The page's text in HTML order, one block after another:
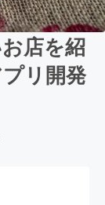
店を紹
リ開発